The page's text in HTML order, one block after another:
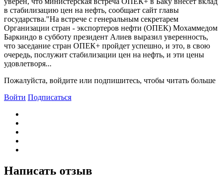
в стабилизацию цен на нефть, сообщает сайт главы
государства."На встрече с генеральным секретарем
Организации стран - экспортеров нефти (ОПЕК) Мохаммедом
Баркиндо в субботу президент Алиев выразил уверенность,
что заседание стран ОПЕК+ пройдет успешно, и это, в свою
очередь, послужит стабилизации цен на нефть, и эти цены
удовлетворя...
Пожалуйста, войдите или подпишитесь, чтобы читать больше
Войти Подписаться
Написать отзыв